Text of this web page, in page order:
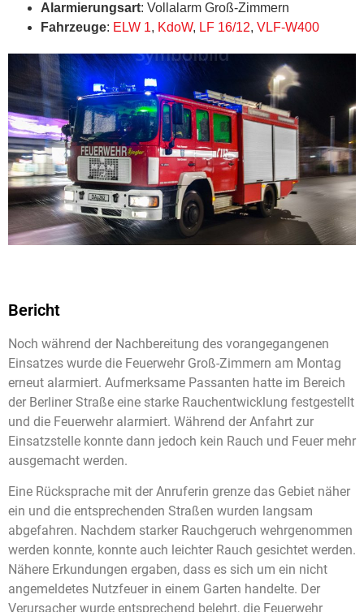
Alarmierungsart: Vollalarm Groß-Zimmern
Fahrzeuge: ELW 1, KdoW, LF 16/12, VLF-W400
Bericht
Noch während der Nachbereitung des vorangegangenen
Einsatzes wurde die Feuerwehr Groß-Zimmern am Montag
erneut alarmiert. Aufmerksame Passanten hatte im Bereich
der Berliner Straße eine starke Rauchentwicklung festgestellt
und die Feuerwehr alarmiert. Während der Anfahrt zur
Einsatzstelle konnte dann jedoch kein Rauch und Feuer mehr
ausgemacht werden.
Eine Rücksprache mit der Anruferin grenze das Gebiet näher
ein und die entsprechenden Straßen wurden langsam
abgefahren. Nachdem starker Rauchgeruch wehrgenommen
werden konnte, konnte auch leichter Rauch gesichtet werden.
Nähere Erkundungen ergaben, dass es sich um ein nicht
angemeldetes Nutzfeuer in einem Garten handelte. Der
Verursacher wurde entsprechend belehrt, die Feuerwehr